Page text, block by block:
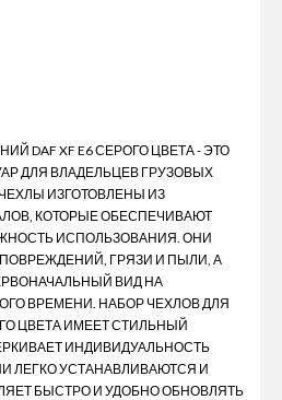
DAF XF E6 СЕРОГО ЦВЕТА - ЭТО
ДЛЯ ВЛАДЕЛЬЦЕВ ГРУЗОВЫХ
ЧЕХЛЫ ИЗГОТОВЛЕНЫ ИЗ
КОТОРЫЕ ОБЕСПЕЧИВАЮТ
ИСПОЛЬЗОВАНИЯ. ОНИ
ГРЯЗИ И ПЫЛИ, А
ВИД НА
ВРЕМЕНИ. НАБОР ЧЕХЛОВ ДЛЯ
ЦВЕТА ИМЕЕТ СТИЛЬНЫЙ
ИНДИВИДУАЛЬНОСТЬ
ЛЕГКО УСТАНАВЛИВАЮТСЯ И
БЫСТРО И УДОБНО ОБНОВЛЯТЬ